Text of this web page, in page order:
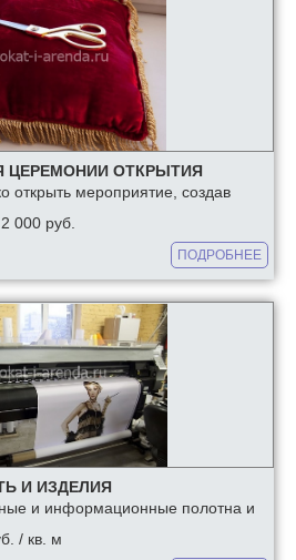
ЦЕРЕМОНИИ ОТКРЫТИЯ
открыть мероприятие, создав
000 руб.
ПОДРОБНЕЕ
И ИЗДЕЛИЯ
и информационные полотна и
/ кв. м